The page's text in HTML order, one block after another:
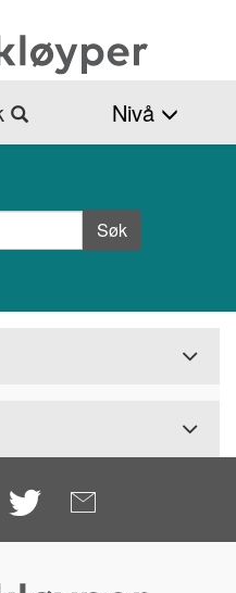
Nivå
Facebook
Twitter